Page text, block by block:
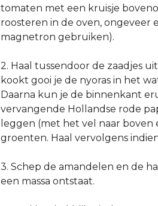
tomaten met een kruisje
roosteren in de oven, ongeveer
magnetron gebruiken).
2. Haal tussendoor de zaadjes
kookt gooi je de nyoras in het
Daarna kun je de binnenkant
vervangende Hollandse rode
leggen (met het vel naar boven
groenten. Haal vervolgens
3. Schep de amandelen en de
een massa ontstaat.